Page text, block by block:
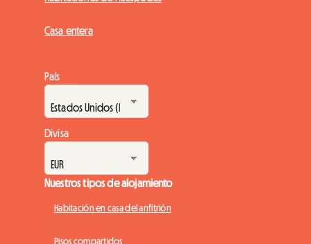
Casa entera
País
Divisa
Nuestros tipos de alojamiento
Habitación en casa del anfitrión
Pisos compartidos